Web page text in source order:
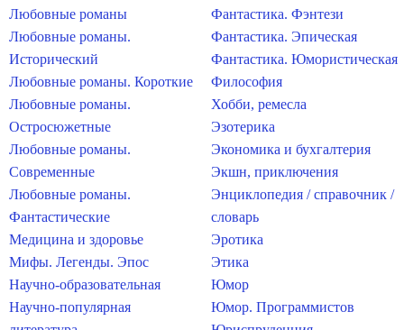
Любовные романы
Любовные романы.
Исторический
Любовные романы. Короткие
Любовные романы.
Остросюжетные
Любовные романы.
Современные
Любовные романы.
Фантастические
Медицина и здоровье
Мифы. Легенды. Эпос
Научно-образовательная
Научно-популярная
Фантастика. Фэнтези
Фантастика. Эпическая
Фантастика. Юмористическая
Философия
Хобби, ремесла
Эзотерика
Экономика и бухгалтерия
Экшн, приключения
Энциклопедия / справочник /
словарь
Эротика
Этика
Юмор
Юмор. Программистов